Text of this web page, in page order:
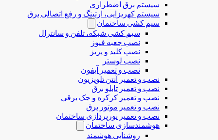
سیستم برق اضطراری
سیستم کهریزایی، ارتینگ و رفع اتصالی برق
سیم کشی ساختمان
سیم کشی شبکه، تلفن و سانترال
نصب جعبه فیوز
نصب کلید و پریز
نصب لوستر
نصب و تعمیر آیفون
نصب و تعمیر آنتن تلویزیون
نصب و تعمیر تابلو برق
نصب و تعمیر کرکره و جک برقی
نصب و تعمیر موتور برق
نصب و تعمیر نورپردازی ساختمان
هوشمندسازی ساختمان
روشنایی هوشمند